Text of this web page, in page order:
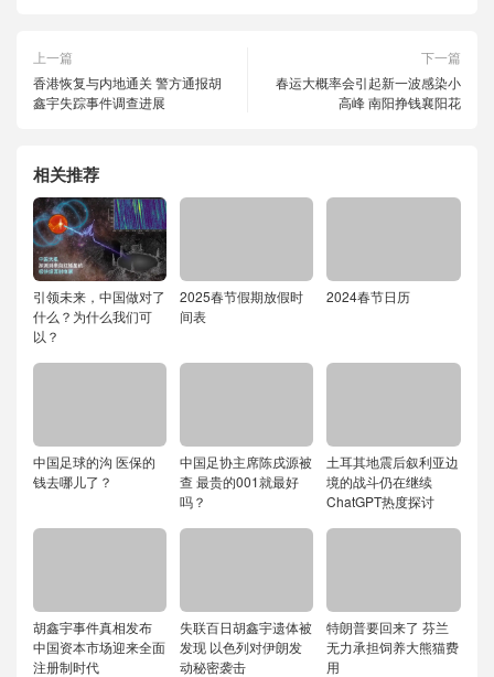
上一篇
香港恢复与内地通关 警方通报胡
鑫宇失踪事件调查进展
下一篇
春运大概率会引起新一波感染小
高峰 南阳挣钱襄阳花
相关推荐
引领未来，中国做对了
什么？为什么我们可
以？
2025春节假期放假时
间表
2024春节日历
中国足球的沟 医保的
钱去哪儿了？
中国足协主席陈戌源被
查 最贵的001就最好
吗？
土耳其地震后叙利亚边
境的战斗仍在继续
ChatGPT热度探讨
胡鑫宇事件真相发布
中国资本市场迎来全面
注册制时代
失联百日胡鑫宇遗体被
发现 以色列对伊朗发
动秘密袭击
特朗普要回来了 芬兰
无力承担饲养大熊猫费
用